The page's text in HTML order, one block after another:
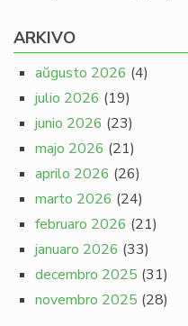
ARKIVO
aŭgusto 2026 (4)
julio 2026 (19)
junio 2026 (23)
majo 2026 (21)
aprilo 2026 (26)
marto 2026 (24)
februaro 2026 (21)
januaro 2026 (33)
decembro 2025 (31)
novembro 2025 (28)